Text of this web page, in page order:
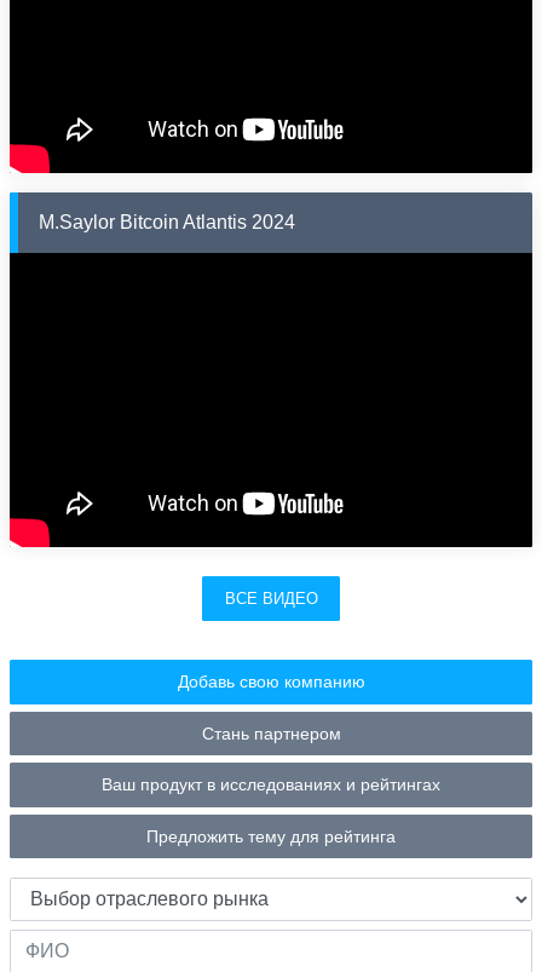
M.Saylor Bitcoin Atlantis 2024
ВСЕ ВИДЕО
Добавь свою компанию
Стань партнером
Ваш продукт в исследованиях и рейтингах
Предложить тему для рейтинга